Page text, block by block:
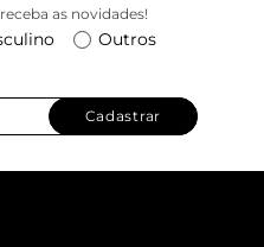
as novidades!
Outros
Cadastrar